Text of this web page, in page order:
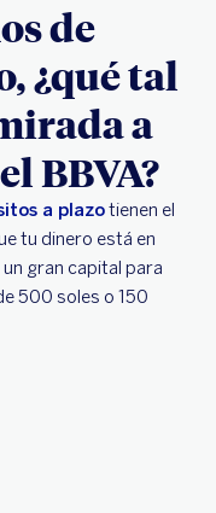
de
¿qué tal
a
BBVA?
a plazotienen el
tu dinero está en
gran capital para
500 soles o 150